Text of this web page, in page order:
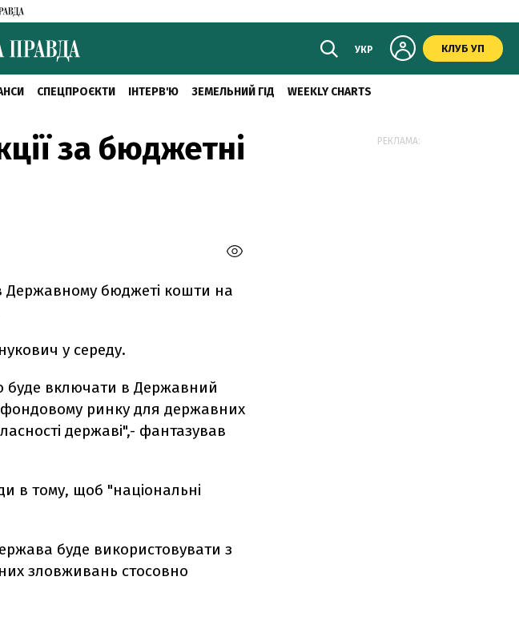
УКР КЛУБ УП
СПЕЦПРОЄКТИ ІНТЕРВ'Ю ЗЕМЕЛЬНИЙ ГІД WEEKLY CHARTS
за бюджетні
Державному бюджеті кошти на
у середу.
включати в Державний
ринку для державних
державі",- фантазував
в тому, щоб "національні
буде використовувати з
зловживань стосовно
РЕКЛАМА: